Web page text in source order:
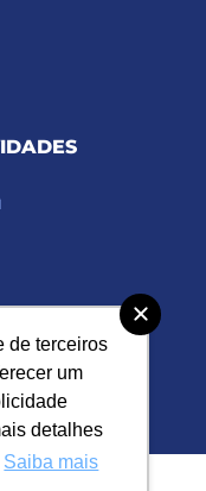
de terceiros
um
detalhes
Saiba mais